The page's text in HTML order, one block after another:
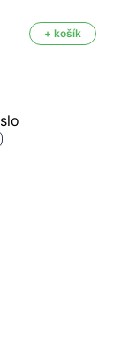
+ košík